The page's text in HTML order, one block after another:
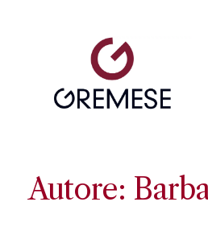
Autore: